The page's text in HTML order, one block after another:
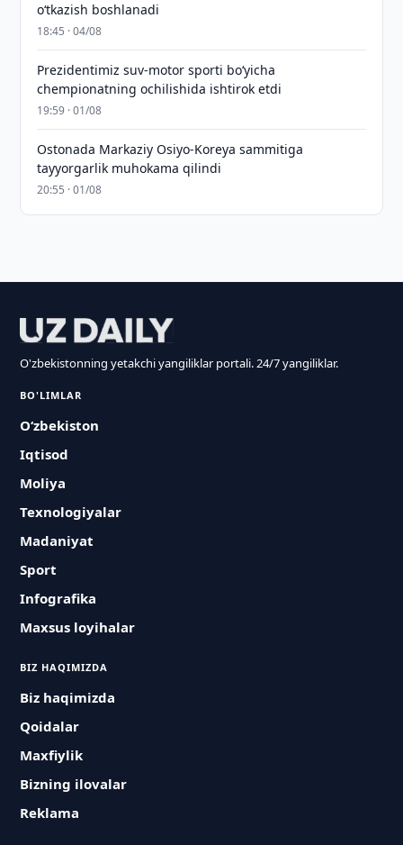
o‘tkazish boshlanadi
18:45 · 04/08
Prezidentimiz suv-motor sporti bo‘yicha
chempionatning ochilishida ishtirok etdi
19:59 · 01/08
Ostonada Markaziy Osiyo-Koreya sammitiga
tayyorgarlik muhokama qilindi
20:55 · 01/08
O'zbekistonning yetakchi yangiliklar portali. 24/7 yangiliklar.
BO'LIMLAR
O‘zbekiston
Iqtisod
Moliya
Texnologiyalar
Madaniyat
Sport
Infografika
Maxsus loyihalar
BIZ HAQIMIZDA
Biz haqimizda
Qoidalar
Maxfiylik
Bizning ilovalar
Reklama